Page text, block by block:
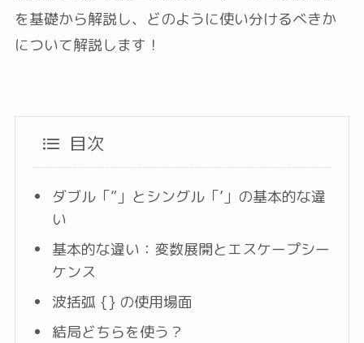
を基礎から解説し、どのように使い分けるべきか
について解説します！
目次
ダブル「”」とシングル「’」の基本的な違
い
基本的な違い：変数展開とエスケープシー
ケンス
波括弧 {} の使用場面
結局どちらを使う？